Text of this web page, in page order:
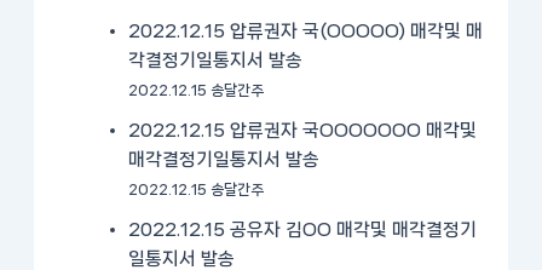
2022.12.15 압류권자 국(OOOOO) 매각및 매
각결정기일통지서 발송
2022.12.15 송달간주
2022.12.15 압류권자 국OOOOOOO 매각및
매각결정기일통지서 발송
2022.12.15 송달간주
2022.12.15 공유자 김OO 매각및 매각결정기
일통지서 발송